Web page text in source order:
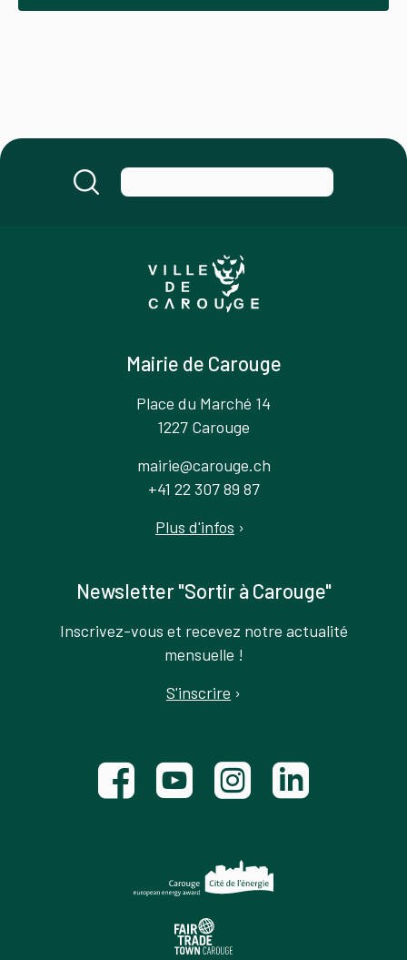
Mairie de Carouge
Place du Marché 14
1227 Carouge
mairie@carouge.ch
+41 22 307 89 87
Plus d'infos ›
Newsletter "Sortir à Carouge"
Inscrivez-vous et recevez notre actualité
mensuelle !
S'inscrire ›